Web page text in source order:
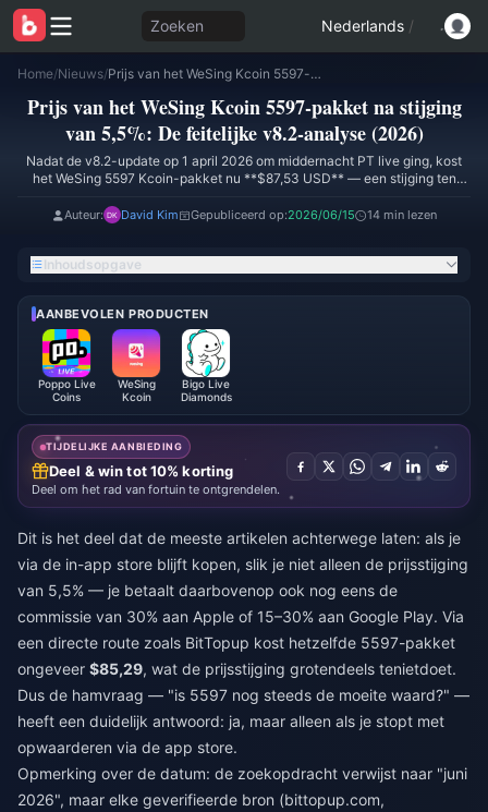
Zoeken Nederlands /
Home/Nieuws/ Prijs van het WeSing Kcoin 5597-pakket na stijging van 5,5%: De feitelijke v8.2-analyse (2026)
Prijs van het WeSing Kcoin 5597-pakket na stijging
van 5,5%: De feitelijke v8.2-analyse (2026)
Nadat de v8.2-update op 1 april 2026 om middernacht PT live ging, kost
het WeSing 5597 Kcoin-pakket nu **$87,53 USD** — een stijging ten
/ +5,5%** die volgens de v8.2-patch notes voor alle zes pakketniveaus is
gelijk aan het 3731-pakket voor de beste waarde per munt in de gehele
Auteur: David Kim Gepubliceerd op:2026/06/15 14 min lezen
Inhoudsopgave
AANBEVOLEN PRODUCTEN
Poppo Live
Coins
WeSing
Kcoin
Bigo Live
Diamonds
TIJDELIJKE AANBIEDING
Deel & win tot 10% korting
Deel om het rad van fortuin te ontgrendelen.
Dit is het deel dat de meeste artikelen achterwege laten: als je
via de in-app store blijft kopen, slik je niet alleen de prijsstijging
van 5,5% — je betaalt daarbovenop ook nog eens de
commissie van 30% aan Apple of 15–30% aan Google Play. Via
een directe route zoals BitTopup kost hetzelfde 5597-pakket
ongeveer $85,29, wat de prijsstijging grotendeels tenietdoet.
Dus de hamvraag — "is 5597 nog steeds de moeite waard?" —
heeft een duidelijk antwoord: ja, maar alleen als je stopt met
opwaarderen via de app store.
Opmerking over de datum: de zoekopdracht verwijst naar "juni
2026", maar elke geverifieerde bron (bittopup.com,